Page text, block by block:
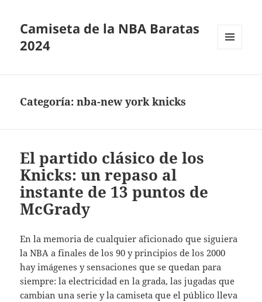
Camiseta de la NBA Baratas
2024
Categoría:nba-new york knicks
El partido clásico de los
Knicks: un repaso al
instante de 13 puntos de
McGrady
En la memoria de cualquier aficionado que siguiera
la NBA a finales de los 90 y principios de los 2000
hay imágenes y sensaciones que se quedan para
siempre: la electricidad en la grada, las jugadas que
cambian una serie y la camiseta que el público lleva